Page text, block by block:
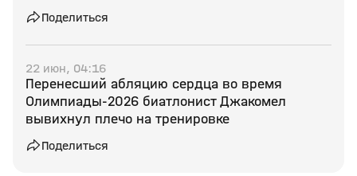
Поделиться
22 июн, 04:16
Перенесший абляцию сердца во время
Олимпиады‑2026 биатлонист Джакомел
вывихнул плечо на тренировке
Поделиться